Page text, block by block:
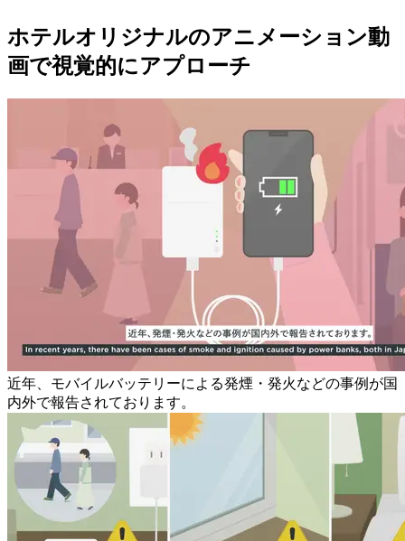
ホテルオリジナルのアニメーション動
画で視覚的にアプローチ
近年、モバイルバッテリーによる発煙・発火などの事例が国
内外で報告されております。